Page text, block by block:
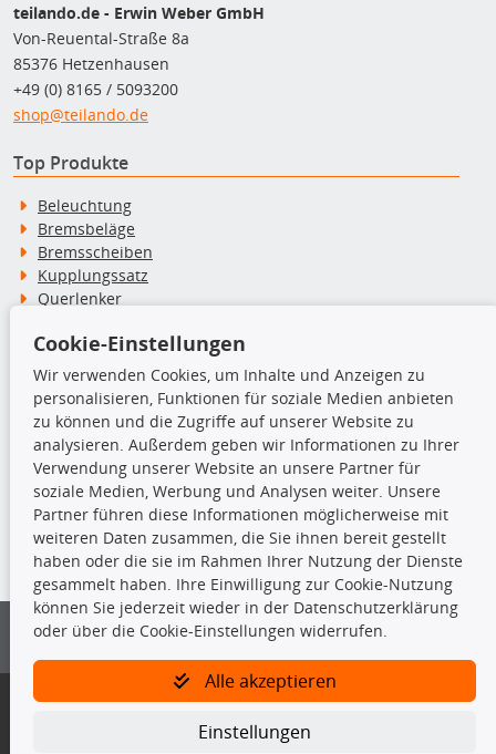
teilando.de - Erwin Weber GmbH
Von-Reuental-Straße 8a
85376 Hetzenhausen
+49 (0) 8165 / 5093200
shop@teilando.de
Top Produkte
Beleuchtung
Bremsbeläge
Bremsscheiben
Kupplungssatz
Querlenker
Stoßdämpfer
TecDoc Inside
Die hier angezeigten Daten insbesondere die gesamte Datenbank dürfen
nicht kopiert werden.
Es ist zu unterlassen, die Daten oder die gesamte Datenbank ohne
vorherige Zustimmung von TecDoc zu vervielfältigen, zu verbreiten
und/oder diese Handlungen durch Dritte ausführen zu lassen. Ein
Bitte prüfen Sie, ob das über unseren Onlineshop identifizierte Ersatzteil
Gegebenenfalls sind ergänzende Informationen notwendig, um
Cookie-Einstellungen
Wir verwenden Cookies, um Inhalte und Anzeigen zu
personalisieren, Funktionen für soziale Medien anbieten
zu können und die Zugriffe auf unserer Website zu
analysieren. Außerdem geben wir Informationen zu Ihrer
Verwendung unserer Website an unsere Partner für
soziale Medien, Werbung und Analysen weiter. Unsere
Partner führen diese Informationen möglicherweise mit
weiteren Daten zusammen, die Sie ihnen bereit gestellt
haben oder die sie im Rahmen Ihrer Nutzung der Dienste
gesammelt haben. Ihre Einwilligung zur Cookie-Nutzung
können Sie jederzeit wieder in der Datenschutzerklärung
oder über die Cookie-Einstellungen widerrufen.
Alle akzeptieren
Einstellungen